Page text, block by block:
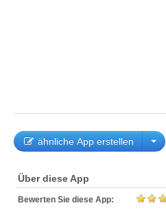
ähnliche App erstellen
Über diese App
Bewerten Sie diese App: